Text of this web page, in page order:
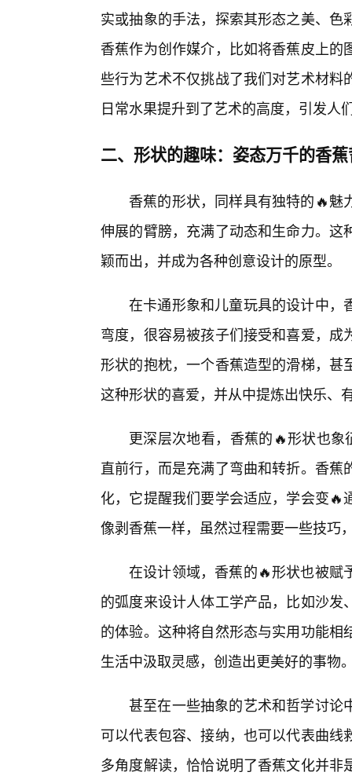
实或抽象的手法，探索其形态之美、
香蕉作为创作媒介，比如将香蕉皮上
些行为艺术不仅挑战了我们对艺术材
日常水果提升到了艺术的高度，引发人
二、形状的趣味：姿态万千的香
香蕉的形状，同样具有独特的🔥
伸展的臂膀，充满了动态和生命力。
颖而出，并成为各种创意设计的原型。
在卡通形象和儿童玩具的设计中，
弯度，很容易被孩子们接受和喜爱，
形状的抱枕，一个香蕉造型的滑梯，
这种形状的喜爱，并从中提炼出快乐、
更深层次地看，香蕉的🔥形状也象
直前行，而是充满了弯曲和转折。香
化，它提醒我们要学会适应，学会变
像剥香蕉一样，虽然过程需要一些技巧
在设计领域，香蕉的🔥形状也被赋
的弧度来设计人体工学产品，比如沙
的体验。这种将自然形态与实用功能
生活中汲取灵感，创造出更美好的事物
甚至在一些抽象的艺术和哲学讨论
可以代表包容、接纳，也可以代表曲
多角度解读，恰恰说明了香蕉文化并